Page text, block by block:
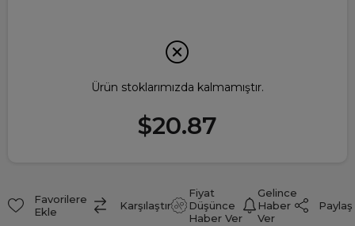
Ürün stoklarımızda kalmamıştır.
$20.87
Favorilere
Ekle
Karşılaştır
Fiyat
Düşünce
Haber Ver
Gelince
Haber
Ver
Paylaş